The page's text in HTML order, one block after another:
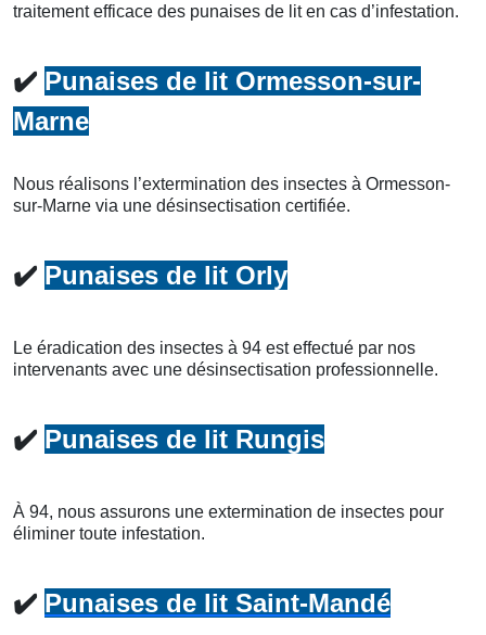
traitement efficace des punaises de lit en cas d’infestation.
✔️ Punaises de lit Ormesson-sur-
Marne
Nous réalisons l’extermination des insectes à Ormesson-
sur-Marne via une désinsectisation certifiée.
✔️ Punaises de lit Orly
Le éradication des insectes à 94 est effectué par nos
intervenants avec une désinsectisation professionnelle.
✔️ Punaises de lit Rungis
À 94, nous assurons une extermination de insectes pour
éliminer toute infestation.
✔️ Punaises de lit Saint-Mandé